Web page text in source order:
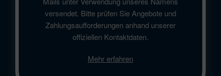
versendet. Bitte prüfen Sie Angebote und
Zahlungsaufforderungen anhand unserer
offiziellen Kontaktdaten.
Mehr erfahren